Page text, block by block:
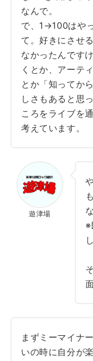
なんで。
で、1→100はや
て。好きにさせ
なかったんです
くとか、アーテ
とか「知ってか
しさもあると思
ころをライブを
考えています。
遊津場
※
まずミーマイナ
いの時に自分が